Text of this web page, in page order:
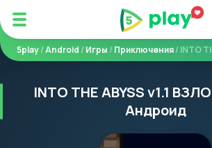
5play/Android /Игры /Приключения/ INTO
INTO THE ABYSS v1.1
Андроид